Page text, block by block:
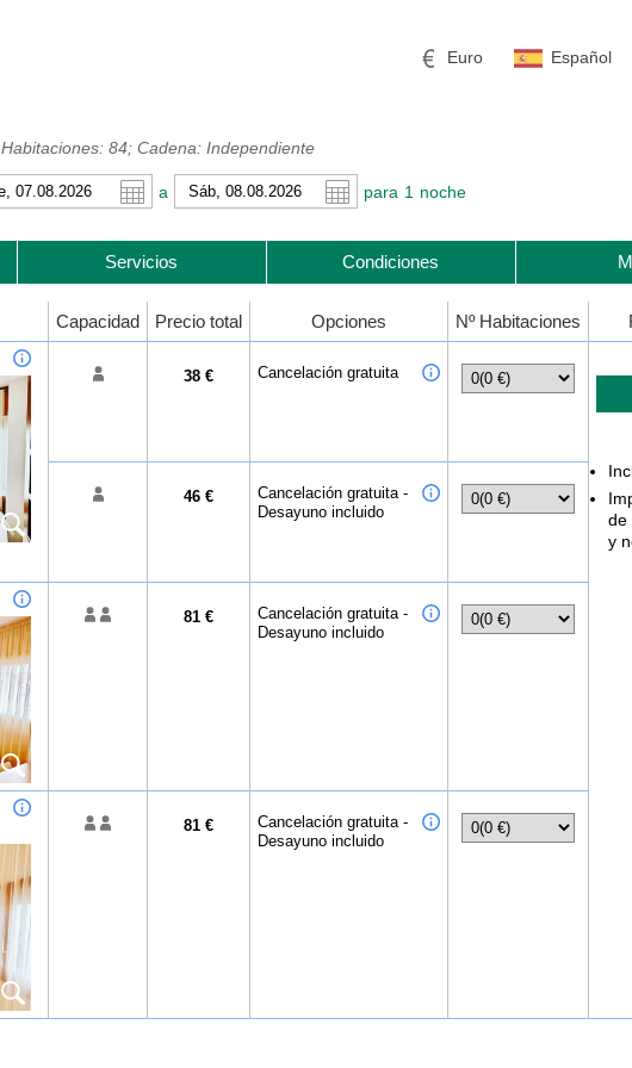
Español
Euro
Libra esterlina
Yen japonés Peso mexicano
Habitaciones: 84; Cadena: Independiente
a para 1 noche
Servicios Condiciones
Capacidad Precio total Opciones Nº Habitaciones
38 €
Cancelación gratuita
de
y
46 €
Cancelación gratuita -
Desayuno incluido
81 €
Cancelación gratuita -
Desayuno incluido
81 €
Cancelación gratuita -
Desayuno incluido